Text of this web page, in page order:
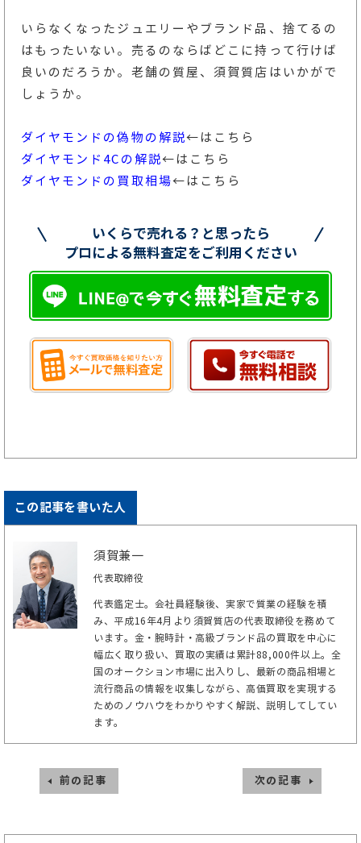
いらなくなったジュエリーやブランド品、捨てるの
はもったいない。売るのならばどこに持って行けば
良いのだろうか。老舗の質屋、須賀質店はいかがで
しょうか。
ダイヤモンドの偽物の解説←はこちら
ダイヤモンド4Cの解説←はこちら
ダイヤモンドの買取相場←はこちら
いくらで売れる？と思ったら
プロによる無料査定をご利用ください
この記事を書いた人
須賀兼一
代表取締役
代表鑑定士。会社員経験後、実家で質業の経験を積
み、平成16年4月より須賀質店の代表取締役を務めて
います。金・腕時計・高級ブランド品の買取を中心に
幅広く取り扱い、買取の実績は累計88,000件以上。全
国のオークション市場に出入りし、最新の商品相場と
流行商品の情報を収集しながら、高価買取を実現する
ためのノウハウをわかりやすく解説、説明してしてい
ます。
前の記事 次の記事